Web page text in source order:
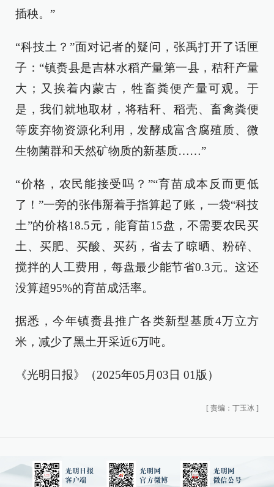
插秧。”
“科技土？”面对记者的疑问，张禹打开了话匣
子：“镇赉县是吉林水稻产量第一县，秸秆产量
大；又挨着内蒙古，牲畜粪便产量可观。于
是，我们就地取材，将秸秆、稻壳、畜禽粪便
等废弃物资源化利用，发酵成富含腐殖质、微
生物菌群和天然矿物质的新基质……”
“价格，农民能接受吗？”“育苗成本反而更低
了！”一旁的张伟掰着手指算起了账，一袋“科技
土”的价格18.5元，能育苗15盘，不需要农民买
土、买肥、买酸、买药，省去了晾晒、粉碎、
搅拌的人工费用，每盘最少能节省0.3元。这还
没算超95%的育苗成活率。
据悉，今年镇赉县推广各类新型基质4万立方
米，减少了黑土开采近6万吨。
《光明日报》（2025年05月03日 01版）
[ 责编：丁玉冰 ]